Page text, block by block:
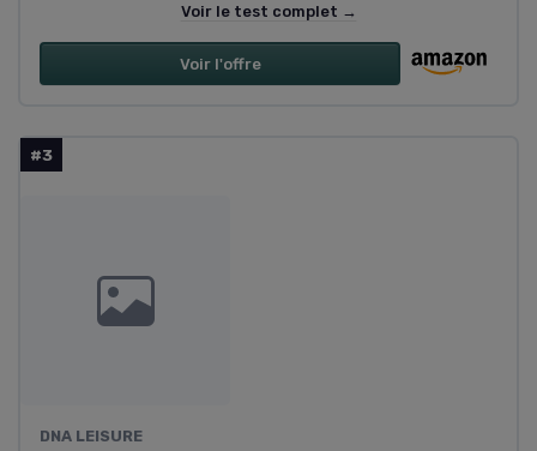
Voir le test complet →
Voir l'offre
#3
DNA LEISURE